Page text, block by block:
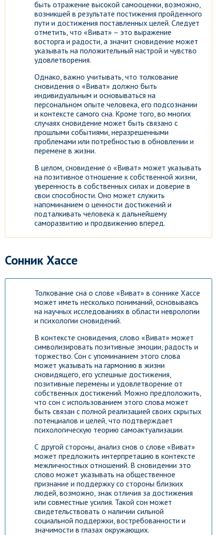
быть отражение высокой самооценки, возможно,
возникшей в результате постижения пройденного
пути и достижения поставленных целей. Следует
отметить, что «Виват» – это выражение
восторга и радости, а значит сновидение может
указывать на положительный настрой и чувство
удовлетворения.
Однако, важно учитывать, что толкование
сновидения о «Виват» должно быть
индивидуальным и основываться на
персональном опыте человека, его подсознании
и контексте самого сна. Кроме того, во многих
случаях сновидение может быть связано с
прошлыми событиями, неразрешенными
проблемами или потребностью в обновлении и
перемене в жизни.
В целом, сновидение о «Виват» может указывать
на позитивное отношение к собственной жизни,
уверенность в собственных силах и доверие в
свои способности. Оно может служить
напоминанием о ценности достижений и
подталкивать человека к дальнейшему
саморазвитию и продвижению вперед.
Сонник Хассе
Толкование сна о слове «Виват» в соннике Хассе
может иметь несколько пониманий, основываясь
на научных исследованиях в области неврологии
и психологии сновидений.
В контексте сновидения, слово «Виват» может
символизировать позитивные эмоции, радость и
торжество. Сон с упоминанием этого слова
может указывать на гармонию в жизни
сновидящего, его успешные достижения,
позитивные перемены и удовлетворение от
собственных достижений. Можно предположить,
что сон с использованием этого слова может
быть связан с полной реализацией своих скрытых
потенциалов и целей, что подтверждает
психологическую теорию самоактуализации.
С другой стороны, анализ снов о слове «Виват»
может предложить интерпретацию в контексте
межличностных отношений. В сновидении это
слово может указывать на общественное
признание и поддержку со стороны близких
людей, возможно, знак отличия за достижения
или совместные усилия. Такой сон может
свидетельствовать о наличии сильной
социальной поддержки, востребованности и
значимости в глазах окружающих.